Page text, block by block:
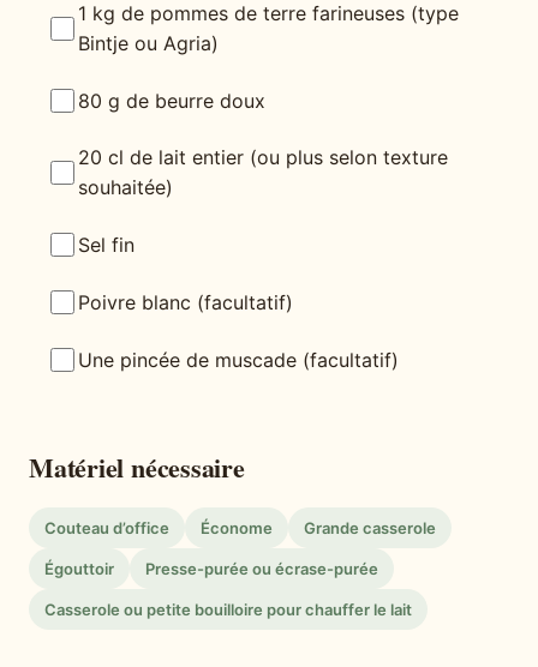
1 kg de pommes de terre farineuses (type
Bintje ou Agria)
80 g de beurre doux
20 cl de lait entier (ou plus selon texture
souhaitée)
Sel fin
Poivre blanc (facultatif)
Une pincée de muscade (facultatif)
Matériel nécessaire
Couteau d’office Économe Grande casserole
Égouttoir Presse-purée ou écrase-purée
Casserole ou petite bouilloire pour chauffer le lait